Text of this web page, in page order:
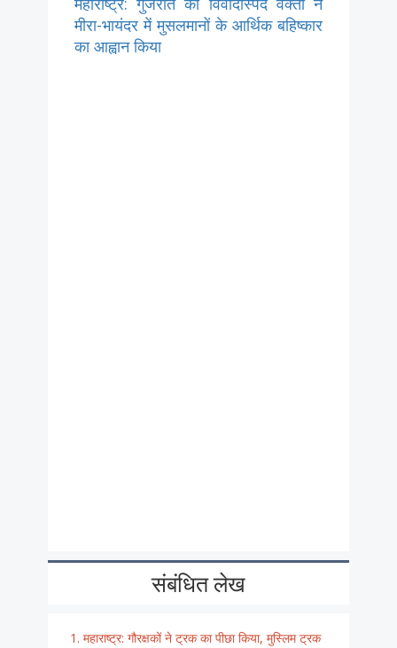
मीरा-भायंदर में मुसलमानों के आर्थिक बहिष्कार
का आह्वान किया
संबंधित लेख
महाराष्ट्र: गौरक्षकों ने ट्रक का पीछा किया, मुस्लिम ट्रक